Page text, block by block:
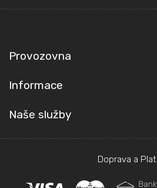
a
Provozovna
Informace
Naše služby
Doprava a